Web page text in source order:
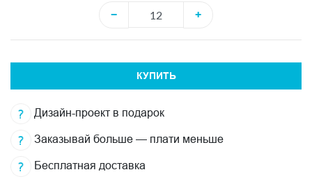
−
+
КУПИТЬ
Дизайн-проект в подарок
Заказывай больше — плати меньше
Бесплатная доставка